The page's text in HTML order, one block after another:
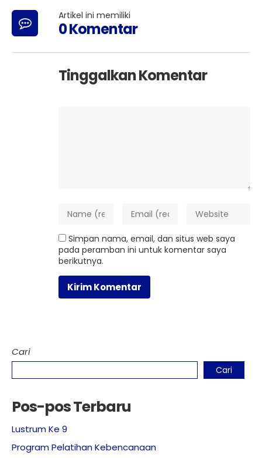
Artikel ini memiliki
0 Komentar
Tinggalkan Komentar
Simpan nama, email, dan situs web saya
pada peramban ini untuk komentar saya
berikutnya.
Cari
Cari
Pos-pos Terbaru
Lustrum Ke 9
Program Pelatihan Kebencanaan